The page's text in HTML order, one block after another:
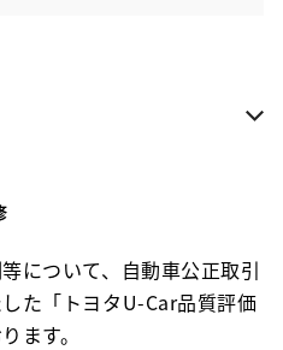
について、自動車公正取引
た「トヨタU-Car品質評価
ます。